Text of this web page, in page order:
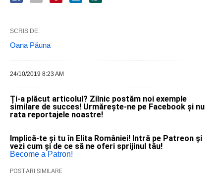
SCRIS DE:
Oana Păuna
24/10/2019 8:23 AM
Ți-a plăcut articolul? Zilnic postăm noi exemple
similare de succes! Urmărește-ne pe Facebook și nu
rata reportajele noastre!
Implică-te și tu în Elita României! Intră pe Patreon și
vezi cum și de ce să ne oferi sprijinul tău!
Become a Patron!
POSTARI SIMILARE